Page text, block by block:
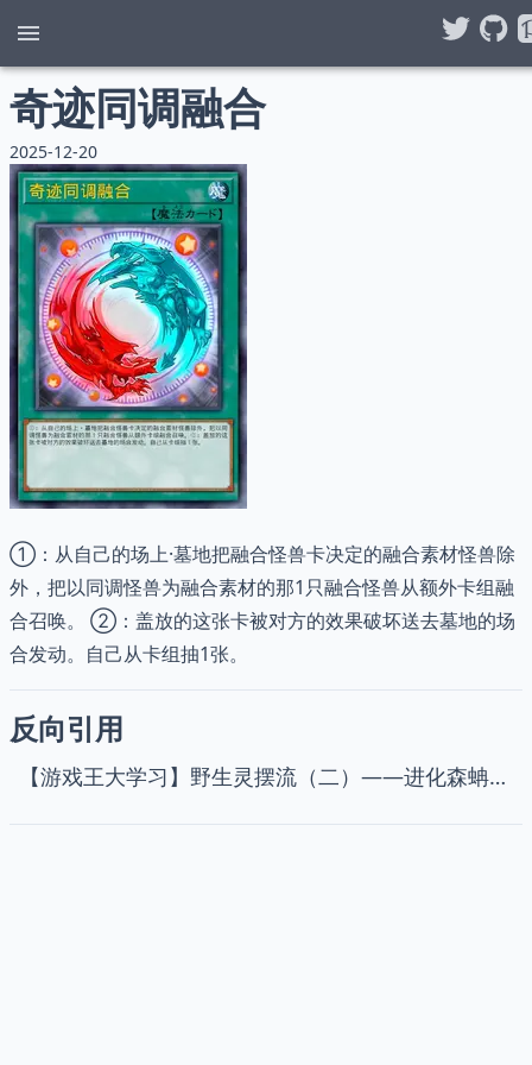
奇迹同调融合
2025-12-20
①：从自己的场上·墓地把融合怪兽卡决定的融合素材怪兽除
外，把以同调怪兽为融合素材的那1只融合怪兽从额外卡组融
合召唤。 ②：盖放的这张卡被对方的效果破坏送去墓地的场
合发动。自己从卡组抽1张。
反向引用
【游戏王大学习】野生灵摆流（二）——进化森蚺正规扎克